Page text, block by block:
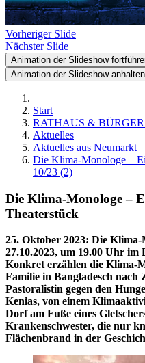
Vorheriger Slide
Nächster Slide
Animation der Slideshow
Animation der Slideshow anhalten
Start
RATHAUS &
Aktuelles
Aktuelles aus Neumarkt
Die Klima-Monologe –
10/23 (2)
Die Klima-Monologe –
Theaterstück
25. Oktober 2023: Die Klima-
27.10.2023, um 19.00 Uhr im
Konkret erzählen die Klima-
Familie in Bangladesch
Pastoralistin gegen den
Kenias, von einem
Dorf am Fuße eines
Krankenschwester, die nur
Flächenbrand in der